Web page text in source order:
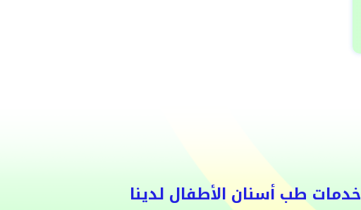
خدمات طب أسنان الأطفال لدينا